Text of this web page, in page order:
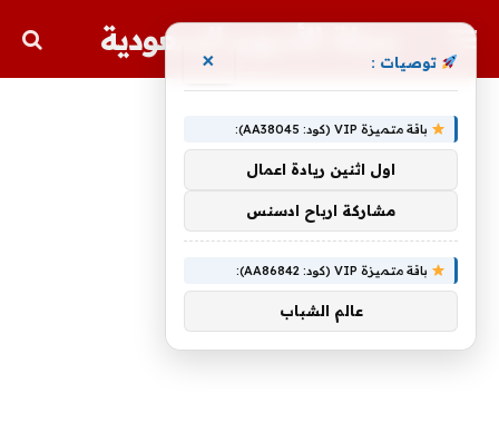
مجلة الأسهم السعودية
توصيات : ×
باقة متميزة VIP (كود: AA38045):
اول اثنين ريادة اعمال
مشاركة ارباح ادسنس
باقة متميزة VIP (كود: AA86842):
عالم الشباب